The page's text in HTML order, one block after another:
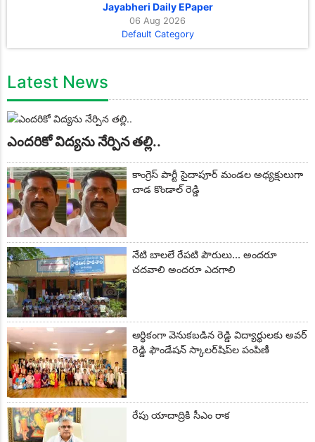
Jayabheri Daily EPaper
06 Aug 2026
Default Category
Latest News
ఎందరికో విద్యను నేర్పిన తల్లి..
కాంగ్రెస్ పార్టీ సైదాపూర్ మండల అధ్యక్షులుగా
చాడ కొండాల్ రెడ్డి
నేటి బాలలే రేపటి పౌరులు... అందరూ
చదవాలి అందరూ ఎదగాలి
ఆర్థికంగా వెనుకబడిన రెడ్డి విద్యార్థులకు అవర్
రెడ్డి ఫౌండేషన్ స్కాలర్‌షిప్‌ల పంపిణీ
రేపు యాదాద్రికి సీఎం రాక